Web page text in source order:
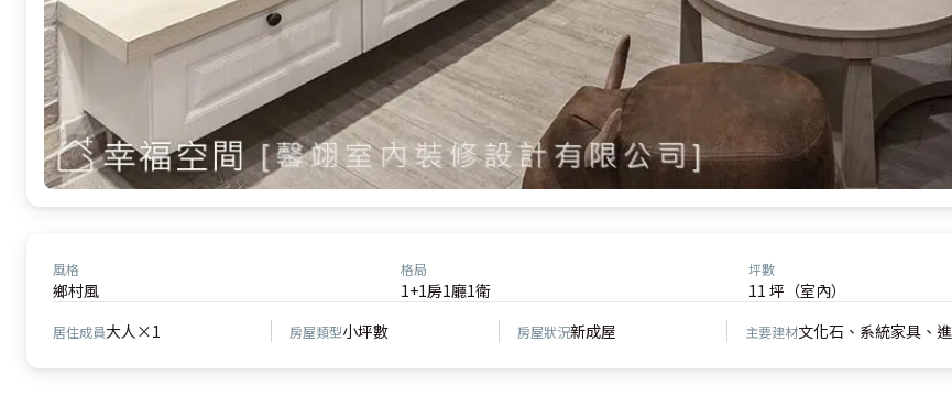
風格
鄉村風
格局
1+1房1廳1衛
坪數
11 坪（室內）
居住成員大人×1 房屋類型小坪數 房屋狀況新成屋 主要建材文化石、系統家具、